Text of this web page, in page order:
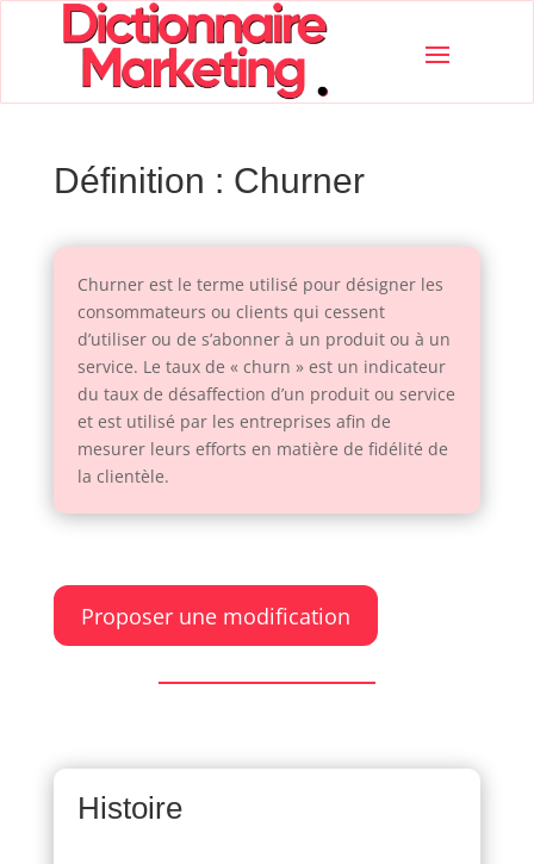
Définition : Churner
Churner est le terme utilisé pour désigner les
consommateurs ou clients qui cessent
d’utiliser ou de s’abonner à un produit ou à un
service. Le taux de « churn » est un indicateur
du taux de désaffection d’un produit ou service
et est utilisé par les entreprises afin de
mesurer leurs efforts en matière de fidélité de
la clientèle.
Proposer une modification
Histoire